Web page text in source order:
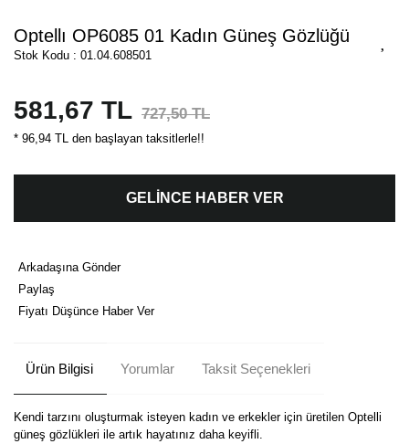
Optellı OP6085 01 Kadın Güneş Gözlüğü
Stok Kodu : 01.04.608501
581,67 TL 727,50 TL
* 96,94 TL den başlayan taksitlerle!!
GELİNCE HABER VER
Arkadaşına Gönder
Paylaş
Fiyatı Düşünce Haber Ver
Ürün Bilgisi Yorumlar Taksit Seçenekleri
Kendi tarzını oluşturmak isteyen kadın ve erkekler için üretilen Optelli
güneş gözlükleri ile artık hayatınız daha keyifli.